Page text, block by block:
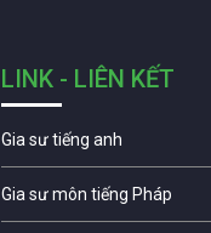
LINK - LIÊN KẾT
Gia sư tiếng anh
Gia sư môn tiếng Pháp